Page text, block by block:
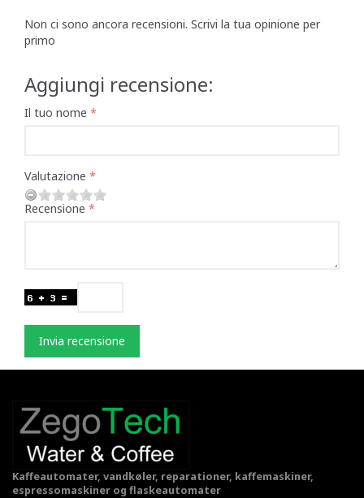
Non ci sono ancora recensioni. Scrivi la tua opinione per
primo
Aggiungi recensione:
Il tuo nome
Valutazione
Recensione
Invia recensione
Kaffeautomater, vandkøler, reparationer, kaffemaskiner,
espressomaskiner og flaskeautomater